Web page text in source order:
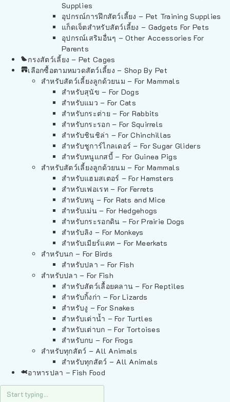
Supplies
อุปกรณ์การฝึกสัตว์เลี้ยง – Pet Training Supplies
แก็ดเจ็ตสำหรับสัตว์เลี้ยง – Gadgets For Pets
อุปกรณ์เสริมอื่นๆ – Other Accessories For
Parents
กรงสัตว์เลี้ยง – Pet Cages
เลือกซื้อตามหมวดสัตว์เลี้ยง – Shop By Pet
สำหรับสัตว์เลี้ยงลูกด้วยนม – For Mammals
สำหรับสุนัข – For Dogs
สำหรับแมว – For Cats
สำหรับกระต่าย – For Rabbits
สำหรับกระรอก – For Squirrels
สำหรับชินชิล่า – For Chinchillas
สำหรับชูการ์ไกลเดอร์ – For Sugar Gliders
สำหรับหนูแกสบี้ – For Guinea Pigs
สำหรับสัตว์เลี้ยงลูกด้วยนม – For Mammals
สำหรับแฮมสเตอร์ – For Hamsters
สำหรับเฟอเรท – For Ferrets
สำหรับหนู – For Rats and Mice
สำหรับเม่น – For Hedgehogs
สำหรับกระรอกดิน – For Prairie Dogs
สำหรับลิง – For Monkeys
สำหรับเมียร์แคท – For Meerkats
สำหรับนก – For Birds
สำหรับปลา – For Fish
สำหรับปลา – For Fish
สำหรับสัตว์เลื้อยคลาน – For Reptiles
สำหรับกิ้งก่า – For Lizards
สำหรับงู – For Snakes
สำหรับเต่าน้ำ – For Turtles
สำหรับเต่าบก – For Tortoises
สำหรับกบ – For Frogs
สำหรับทุกสัตว์ – All Animals
สำหรับทุกสัตว์ – All Animals
อาหารปลา – Fish Food